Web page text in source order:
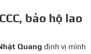
bảo hộ lao
Quang định vị mình